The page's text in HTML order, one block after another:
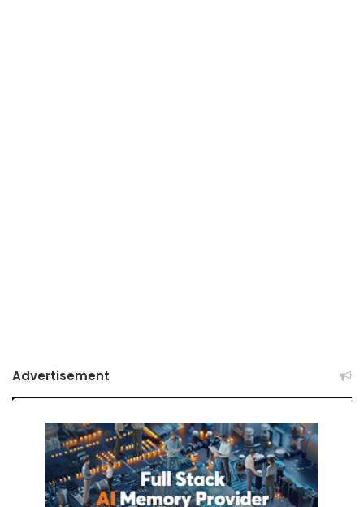
Advertisement